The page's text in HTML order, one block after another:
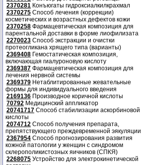
2370281 Конъюгаты гидроксиалкилкрахмал
2370275 Способ лечения (коррекции)
косметических и возрастных дефектов кожи
2370258 Фармацевтическая композиция для
парентальной доставки в форме лиофилизата
2270023 Способ экстракции и очистки
протеогликана хрящего типа (варианты)
2369408 Гемостатическая композиция,
включающая гиалуроновую кислоту
2369387 Фармацевтическая композиция для
лечения нервной системы
2369379 Нетаблитированные жевательные
формы для индивидуального введения
2169136 Производное коричной кислоты
70792 Медицинский аппликатор
20741717 Способ стабилизации аскорбиновой
кислоты
2074712 Способ получения препарата,
препятствующего преждевременной эякуляции
2367954 Способ прогнозирования развития
кожной патологии у женщин с синдромом
склерополикистозных яичников (СПКЯ)
2268075 Устройство для электрокинетической